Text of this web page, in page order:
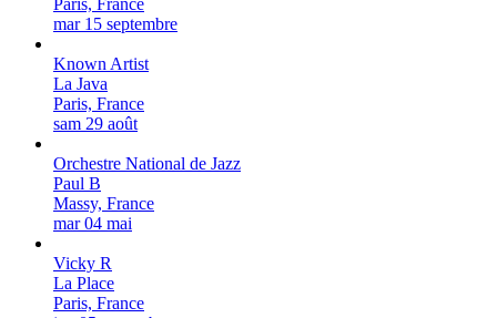
Paris, France
mar 15 septembre
Known Artist
La Java
Paris, France
sam 29 août
Orchestre National de Jazz
Paul B
Massy, France
mar 04 mai
Vicky R
La Place
Paris, France